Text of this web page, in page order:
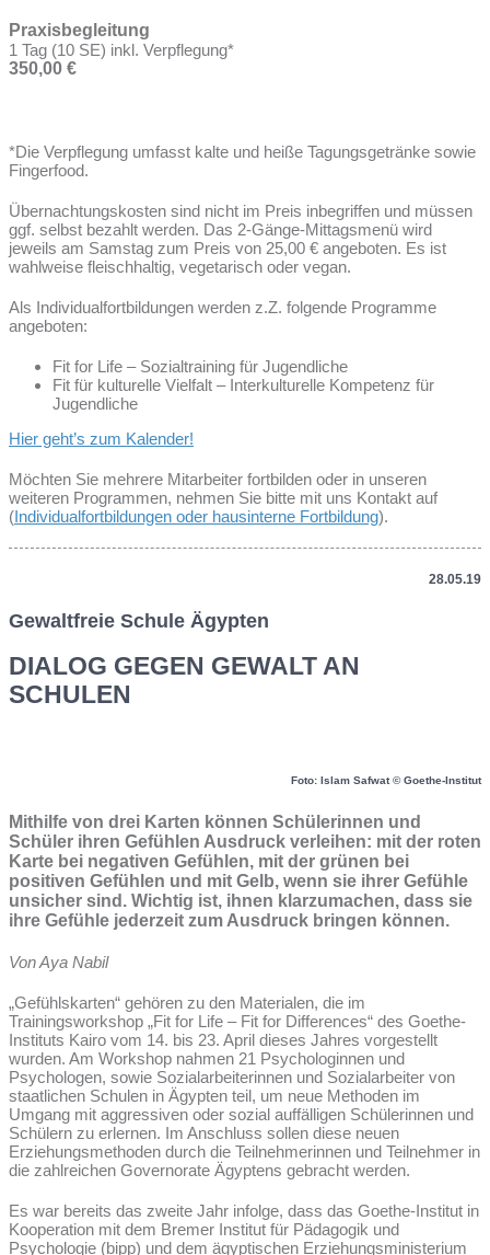
Praxisbegleitung
1 Tag (10 SE) inkl. Verpflegung*
350,00 €
*Die Verpflegung umfasst kalte und heiße Tagungsgetränke sowie
Fingerfood.
Übernachtungskosten sind nicht im Preis inbegriffen und müssen
ggf. selbst bezahlt werden. Das 2-Gänge-Mittagsmenü wird
jeweils am Samstag zum Preis von 25,00 € angeboten. Es ist
wahlweise fleischhaltig, vegetarisch oder vegan.
Als Individualfortbildungen werden z.Z. folgende Programme
angeboten:
Fit for Life – Sozialtraining für Jugendliche
Fit für kulturelle Vielfalt – Interkulturelle Kompetenz für
Jugendliche
Hier geht’s zum Kalender!
Möchten Sie mehrere Mitarbeiter fortbilden oder in unseren
weiteren Programmen, nehmen Sie bitte mit uns Kontakt auf
(Individualfortbildungen oder hausinterne Fortbildung).
28.05.19
Gewaltfreie Schule Ägypten
DIALOG GEGEN GEWALT AN
SCHULEN
Foto: Islam Safwat © Goethe-Institut
Mithilfe von drei Karten können Schülerinnen und
Schüler ihren Gefühlen Ausdruck verleihen: mit der roten
Karte bei negativen Gefühlen, mit der grünen bei
positiven Gefühlen und mit Gelb, wenn sie ihrer Gefühle
unsicher sind. Wichtig ist, ihnen klarzumachen, dass sie
ihre Gefühle jederzeit zum Ausdruck bringen können.
Von Aya Nabil
„Gefühlskarten“ gehören zu den Materialen, die im
Trainingsworkshop „Fit for Life – Fit for Differences“ des Goethe-
Instituts Kairo vom 14. bis 23. April dieses Jahres vorgestellt
wurden. Am Workshop nahmen 21 Psychologinnen und
Psychologen, sowie Sozialarbeiterinnen und Sozialarbeiter von
staatlichen Schulen in Ägypten teil, um neue Methoden im
Umgang mit aggressiven oder sozial auffälligen Schülerinnen und
Schülern zu erlernen. Im Anschluss sollen diese neuen
Erziehungsmethoden durch die Teilnehmerinnen und Teilnehmer in
die zahlreichen Governorate Ägyptens gebracht werden.
Es war bereits das zweite Jahr infolge, dass das Goethe-Institut in
Kooperation mit dem Bremer Institut für Pädagogik und
Psychologie (bipp) und dem ägyptischen Erziehungsministerium